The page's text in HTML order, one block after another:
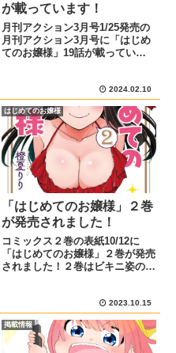
が載っています！
月刊アクション3月号1/25発売の
月刊アクション3月号に「はじめ
てのお嬢様」19話が載っていま
の月刊アクション3月号に載って
います！ 瀬和にラブレターを書
いた御城。 いい雰囲...
2024.02.10
はじめてのお嬢様
「はじめてのお嬢様」２巻
が発売されました！
コミックス２巻の表紙10/12に
「はじめてのお嬢様」２巻が発売
されました！２巻はビキニ姿の琴
た。気になるものがありましたら
ぜひ買ってください！よろしくお
願いします！Amazonへの...
2023.10.15
掲載情報